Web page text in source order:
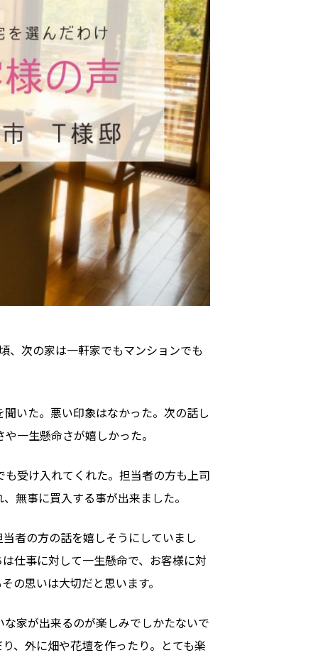
、次の家は一軒家でもマンションでも
いた。悪い印象はなかった。次の話し
一生懸命さが嬉しかった。
受け入れてくれた。担当者の方も上司
無事に買入する事が出来ました。
者の方の話を嬉しそうにしていまし
仕事に対して一生懸命で、お客様に対
の思いは大切だと思います。
家が出来るのが楽しみでしかたないで
、外に畑や花壇を作ったり。とても楽